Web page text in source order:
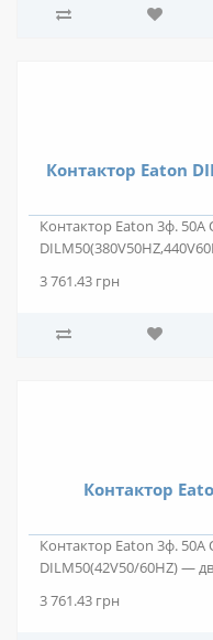
Контактор Eaton
Контактор Eaton 3ф.
3 761.43 грн
Контактор
Контактор Eaton 3ф.
DILM50(42V50/60HZ) —
3 761.43 грн